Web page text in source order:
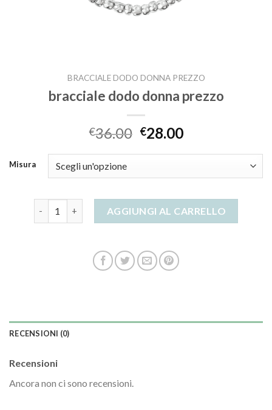
BRACCIALE DODO DONNA PREZZO
bracciale dodo donna prezzo
€36.00 €28.00
Misura
AGGIUNGI AL CARRELLO
RECENSIONI (0)
Recensioni
Ancora non ci sono recensioni.